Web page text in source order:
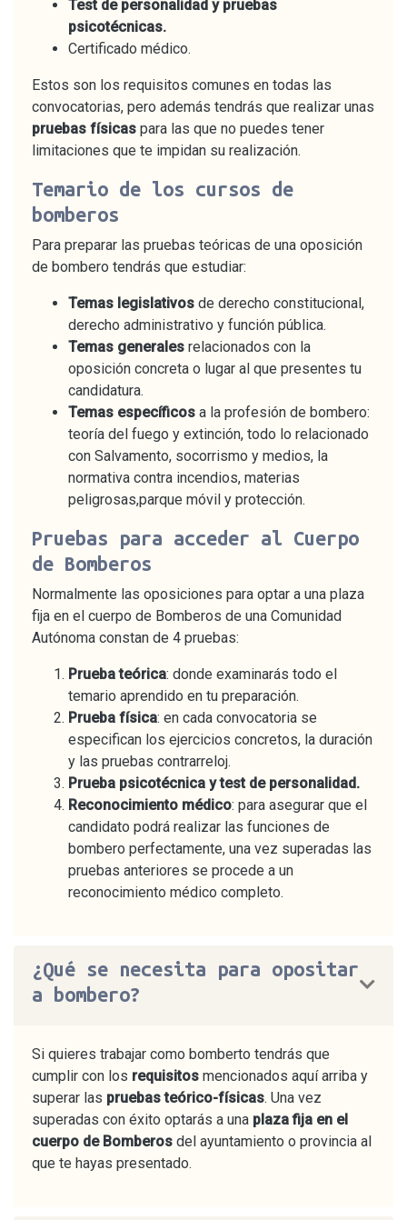
Test de personalidad y pruebas
psicotécnicas.
Certificado médico.
Estos son los requisitos comunes en todas las
convocatorias, pero además tendrás que realizar unas
pruebas físicas para las que no puedes tener
limitaciones que te impidan su realización.
Temario de los cursos de
bomberos
Para preparar las pruebas teóricas de una oposición
de bombero tendrás que estudiar:
Temas legislativos de derecho constitucional,
derecho administrativo y función pública.
Temas generales relacionados con la
oposición concreta o lugar al que presentes tu
candidatura.
Temas específicos a la profesión de bombero:
teoría del fuego y extinción, todo lo relacionado
con Salvamento, socorrismo y medios, la
normativa contra incendios, materias
peligrosas,parque móvil y protección.
Pruebas para acceder al Cuerpo
de Bomberos
Normalmente las oposiciones para optar a una plaza
fija en el cuerpo de Bomberos de una Comunidad
Autónoma constan de 4 pruebas:
Prueba teórica: donde examinarás todo el
temario aprendido en tu preparación.
Prueba física: en cada convocatoria se
especifican los ejercicios concretos, la duración
y las pruebas contrarreloj.
Prueba psicotécnica y test de personalidad.
Reconocimiento médico: para asegurar que el
candidato podrá realizar las funciones de
bombero perfectamente, una vez superadas las
pruebas anteriores se procede a un
reconocimiento médico completo.
¿Qué se necesita para opositar
a bombero?
Si quieres trabajar como bomberto tendrás que
cumplir con los requisitos mencionados aquí arriba y
superar las pruebas teórico-físicas. Una vez
superadas con éxito optarás a una plaza fija en el
cuerpo de Bomberos del ayuntamiento o provincia al
que te hayas presentado.